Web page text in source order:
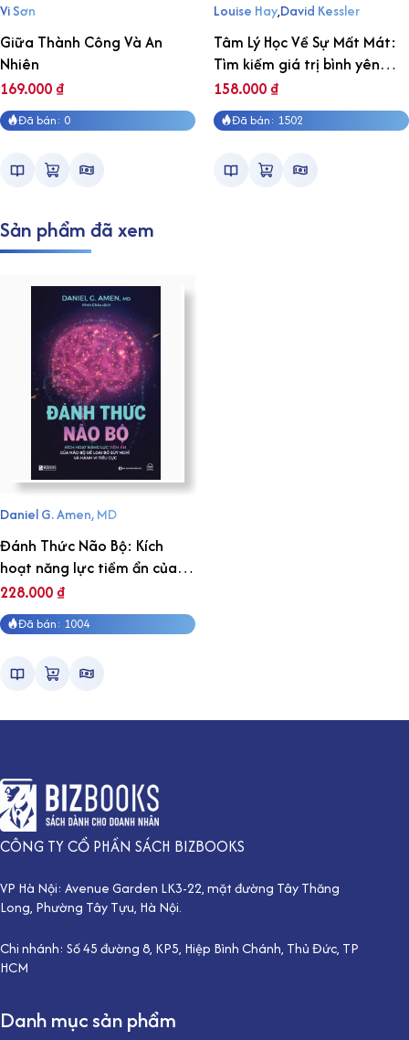
Vi Sơn
Giữa Thành Công Và An
Nhiên
169.000₫
Đã bán: 0
Louise Hay,David Kessler
Tâm Lý Học Về Sự Mất Mát:
Tìm kiếm giá trị bình yên
trong sự đổ vỡ
158.000₫
Đã bán: 1502
Sản phẩm đã xem
Daniel G. Amen, MD
Đánh Thức Não Bộ: Kích
hoạt năng lực tiềm ẩn của
não bộ để loại bỏ suy nghĩ và
hành vi tiêu cực
228.000₫
Đã bán: 1004
CÔNG TY CỔ PHẦN SÁCH BIZBOOKS
VP Hà Nội: Avenue Garden LK3-22, mặt đường Tây Thăng
Long, Phường Tây Tựu, Hà Nội.
Chi nhánh: Số 45 đường 8, KP5, Hiệp Bình Chánh, Thủ Đức, TP
HCM
Danh mục sản phẩm